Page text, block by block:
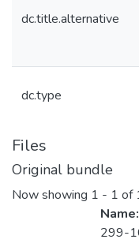
dc.title.alternative
dc.type
Files
Original bundle
Now showing 1 - 1 of
Name:
299-